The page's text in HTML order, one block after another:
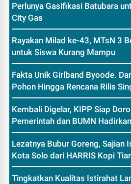
Perlunya Gasifikasi Batubara
City Gas
Rayakan Milad ke-43, MTsN 3
untuk Siswa Kurang Mampu
Fakta Unik Girlband Byoode.
Pohon Hingga Rencana Rilis
Kembali Digelar, KIPP Siap
Pemerintah dan BUMN
Lezatnya Bubur Goreng, Sajian
Kota Solo dari HARRIS Kopi
Tingkatkan Kualitas Istirahat